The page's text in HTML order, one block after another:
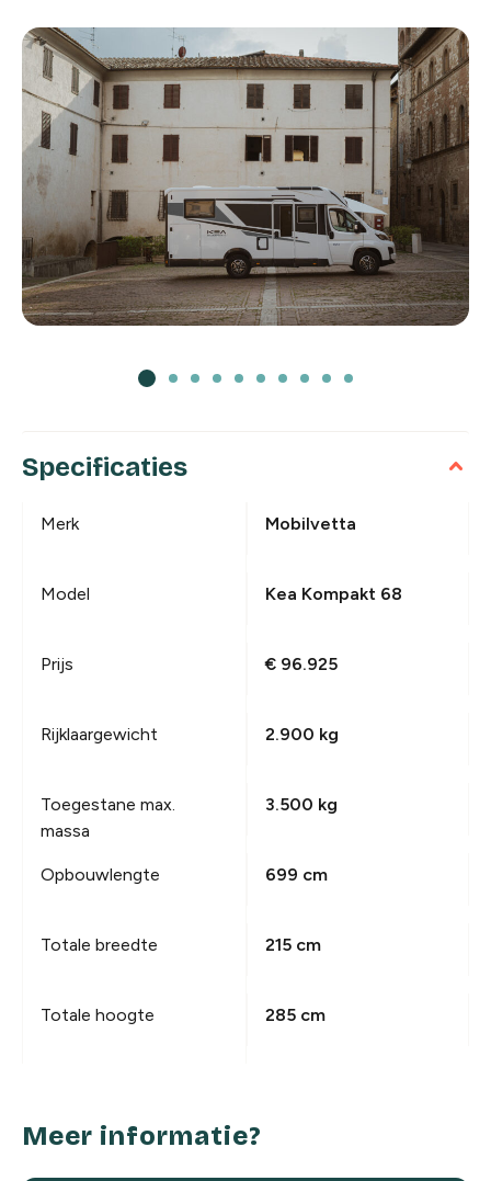
Specificaties
Merk Mobilvetta
Model Kea Kompakt 68
Prijs € 96.925
Rijklaargewicht 2.900 kg
Toegestane max.
massa
3.500 kg
Opbouwlengte 699 cm
Totale breedte 215 cm
Totale hoogte 285 cm
Meer informatie?